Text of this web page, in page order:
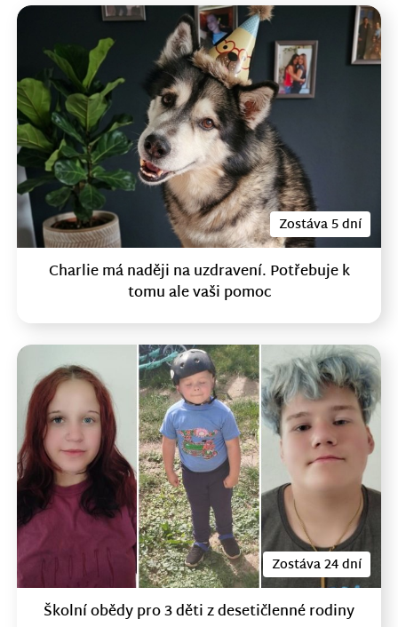
Zostáva 5 dní
Charlie má naději na uzdravení. Potřebuje k
tomu ale vaši pomoc
Zostáva 24 dní
Školní obědy pro 3 děti z desetičlenné rodiny